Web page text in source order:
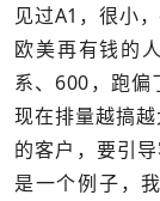
见过A1，很小
欧美再有钱的
系、600，跑偏
现在排量越搞
的客户，要引
是一个例子，